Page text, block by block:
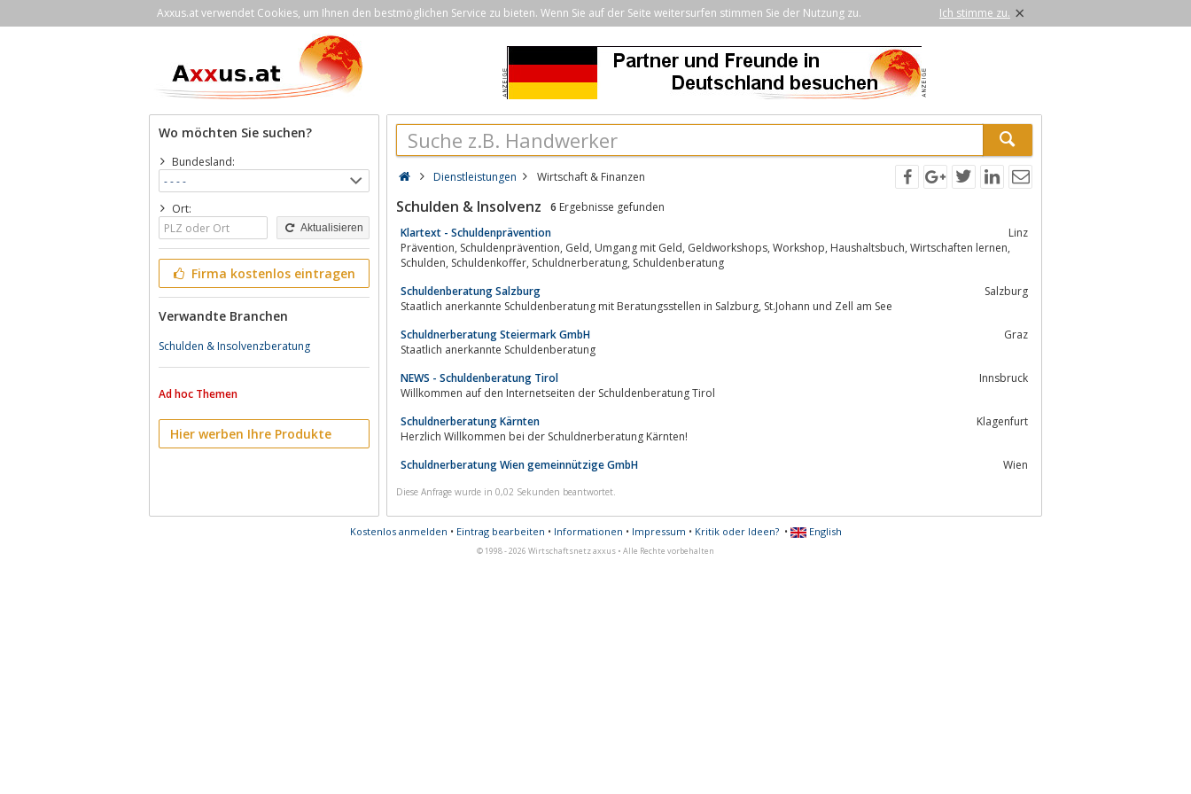
Axxus.at verwendet Cookies, um Ihnen den bestmöglichen Service zu bieten. Wenn Sie auf der Seite weitersurfen stimmen Sie der Nutzung zu. Ich stimme zu. ×
Wo möchten Sie suchen?
Bundesland:
Ort:
Aktualisieren
Firma kostenlos eintragen
Verwandte Branchen
Schulden & Insolvenzberatung
Ad hoc Themen
Hier werben Ihre Produkte
Dienstleistungen Wirtschaft & Finanzen
Schulden & Insolvenz 6 Ergebnisse gefunden
Klartext - Schuldenprävention
Linz
Prävention, Schuldenprävention, Geld, Umgang mit Geld, Geldworkshops, Workshop, Haushaltsbuch, Wirtschaften lernen,
Schulden, Schuldenkoffer, Schuldnerberatung, Schuldenberatung
Schuldenberatung Salzburg
Salzburg
Staatlich anerkannte Schuldenberatung mit Beratungsstellen in Salzburg, St.Johann und Zell am See
Schuldnerberatung Steiermark GmbH
Graz
Staatlich anerkannte Schuldenberatung
NEWS - Schuldenberatung Tirol
Innsbruck
Willkommen auf den Internetseiten der Schuldenberatung Tirol
Schuldnerberatung Kärnten
Klagenfurt
Herzlich Willkommen bei der Schuldnerberatung Kärnten!
Schuldnerberatung Wien gemeinnützige GmbH
Wien
Diese Anfrage wurde in 0,02 Sekunden beantwortet.
Kostenlos anmelden • Eintrag bearbeiten • Informationen • Impressum • Kritik oder Ideen?• English
© 1998 - 2026 Wirtschaftsnetz axxus • Alle Rechte vorbehalten